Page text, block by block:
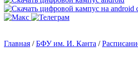
Главная /БФУ им. И. Канта /